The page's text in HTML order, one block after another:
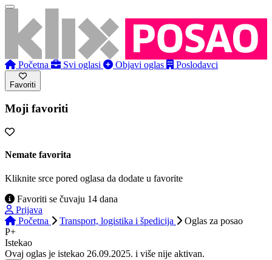
Početna Svi oglasi Objavi oglas Poslodavci
Favoriti
Moji favoriti
Nemate favorita
Kliknite srce pored oglasa da dodate u favorite
Favoriti se čuvaju 14 dana
Prijava
Početna
Transport, logistika i špedicija Oglas za posao
P+
Istekao
Ovaj oglas je istekao 26.09.2025. i više nije aktivan.